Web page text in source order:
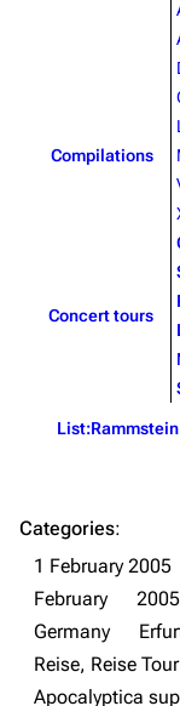
Random
Emigrate
Discography
Videography
Song list
Discography
Videography
Song list
Tour dates
Compilations
Concert tours
Categories:
1 February 2005
February
2005
Germany
Reise, Reise Tour
Apocalyptica